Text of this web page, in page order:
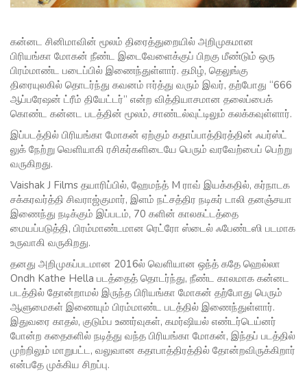
கன்னட சினிமாவின் மூலம் திரைத்துறையில் அறிமுகமான
பிரியங்கா மோகன் நீண்ட இடைவேளைக்குப் பிறகு மீண்டும் ஒரு
பிரம்மாண்ட படைப்பில் இணைந்துள்ளார். தமிழ், தெலுங்கு
திரையுலகில் தொடர்ந்து கவனம் ஈர்த்து வரும் இவர், தற்போது “666
ஆப்பரேஷன் ட்ரீம் தியேட்டர்” என்ற வித்தியாசமான தலைப்பைக்
கொண்ட கன்னட படத்தின் மூலம், சாண்டல்வுட்டிலும் கலக்கவுள்ளார்.
இப்படத்தில் பிரியங்கா மோகன் ஏற்கும் கதாப்பாத்திரத்தின் ஃபர்ஸ்ட்
லுக் நேற்று வெளியாகி ரசிகர்களிடையே பெரும் வரவேற்பைப் பெற்று
வருகிறது.
Vaishak J Films தயாரிப்பில், ஹேமந்த் M ராவ் இயக்கதில், கர்நாடக
சக்கரவர்த்தி சிவராஜ்குமார், இளம் நட்சத்திர நடிகர் டாலி தனஞ்சயா
இணைந்து நடிக்கும் இப்படம், 70 களின் காலகட்டத்தை
மையப்படுத்தி, பிரம்மாண்டமான ரெட்ரோ ஸ்டைல் ஃபேண்டஸி படமாக
உருவாகி வருகிறது.
தனது அறிமுகப்படமான 2016ல் வெளியான ஒந்த் கதே ஹெல்லா
Ondh Kathe Hella படத்தைத் தொடர்ந்து, நீண்ட காலமாக கன்னட
படத்தில் தோன்றாமல் இருந்த பிரியங்கா மோகன் தற்போது பெரும்
ஆளுமைகள் இணையும் பிரம்மாண்ட படத்தில் இணைந்துள்ளார்.
இதுவரை காதல், குடும்ப உணர்வுகள், கமர்ஷியல் எண்டர்டெய்னர்
போன்ற கதைகளில் நடித்து வந்த பிரியங்கா மோகன், இந்தப் படத்தில்
முற்றிலும் மாறுபட்ட, வலுவான கதாபாத்திரத்தில் தோன்றவிருக்கிறார்
என்பதே முக்கிய சிறப்பு.